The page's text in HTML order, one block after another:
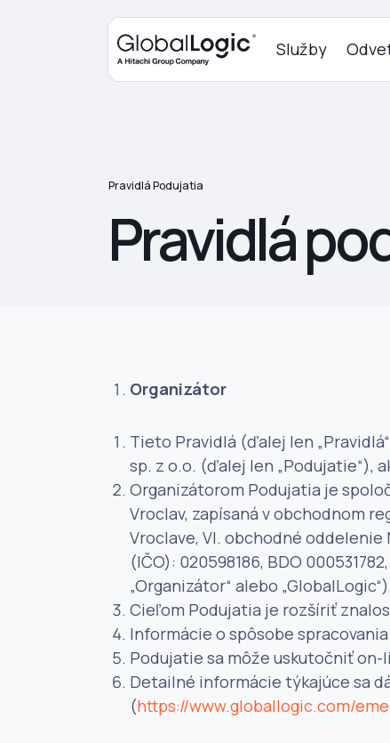
Služby
Pravidlá Podujatia
Pravidlá
Organizátor
Tieto Pravidlá (ďalej len
sp. z o.o. (ďalej len „Podujatie“),
Organizátorom Podujatia je
Vroclav, zapísaná v obchodnom
Vroclave, VI. obchodné oddelenie
(IČO): 020598186, BDO
„Organizátor“ alebo
Cieľom Podujatia je rozšíriť
Informácie o spôsobe
Podujatie sa môže uskutočniť
Detailné informácie týkajúce sa
(https://www.globallogic.com/